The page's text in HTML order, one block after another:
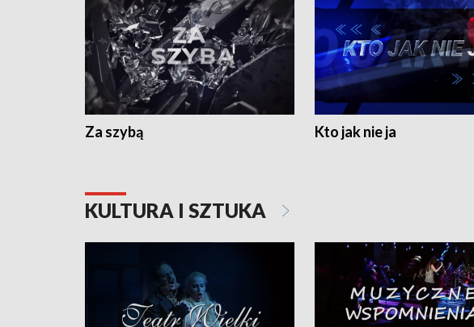
Za szybą Kto jak nie ja
KULTURA I SZTUKA